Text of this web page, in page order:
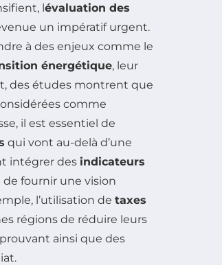
lévaluation des
un impératif urgent.
à des enjeux comme le
énergétique, leur
des études montrent que
comme
il est essentiel de
qui vont au-delà d’une
intégrer des indicateurs
fournir une vision
l’utilisation de taxes
régions de réduire leurs
ainsi que des